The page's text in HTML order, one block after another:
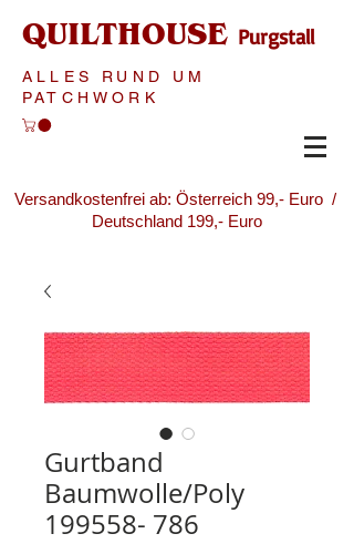
QUILTHOUSE Purgstall
ALLES RUND UM
PATCHWORK
Versandkostenfrei ab: Österreich 99,- Euro /
Deutschland 199,- Euro
Gurtband
Baumwolle/Poly
199558- 786